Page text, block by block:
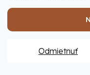
Odmietnuť